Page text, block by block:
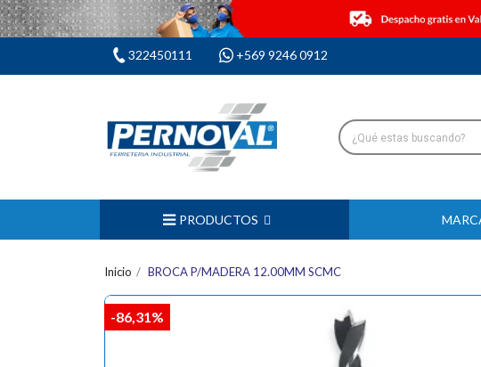
322450111 +569 9246 0912
PRODUCTOS
Inicio BROCA P/MADERA 12.00MM SCMC
-86,31%